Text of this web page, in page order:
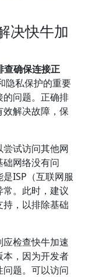
决快牛加
查确保连接正
隐私保护的重要
问题。正确排
解决故障，保
试访问其他网
网络没有问
ISP（互联网服
。此时，建议
，以排除基础
检查快牛加速
本，因为开发者
题。可以访问